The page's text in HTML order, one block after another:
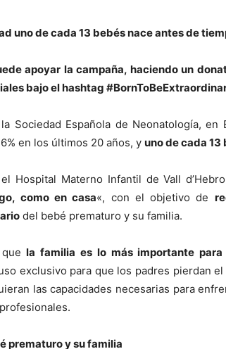
uno de cada 13 bebés nace antes de
apoyar la campaña, haciendo un
bajo el hashtag
Sociedad Española de Neonatología, en
en los últimos 20 años, y uno de cada
Hospital Materno Infantil de Vall
como en casa«, con el objetivo de
del bebé prematuro y su familia.
quela familia es lo más importante
exclusivo para que los padres pierdan
las capacidades necesarias para
prematuro y su familia